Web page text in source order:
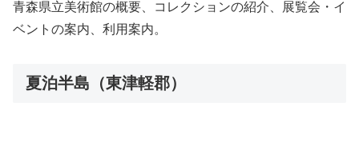
青森県立美術館の概要、コレクションの紹介、展覧会・イ
ベントの案内、利用案内。
夏泊半島（東津軽郡）